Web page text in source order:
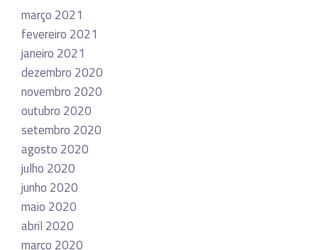
março 2021
fevereiro 2021
janeiro 2021
dezembro 2020
novembro 2020
outubro 2020
setembro 2020
agosto 2020
julho 2020
junho 2020
maio 2020
abril 2020
março 2020